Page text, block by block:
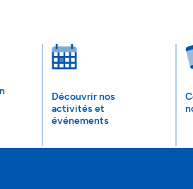
Découvrir nos
activités et
événements